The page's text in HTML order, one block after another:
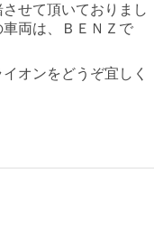
せて頂いておりまし
両は、ＢＥＮＺで
オンをどうぞ宜しく